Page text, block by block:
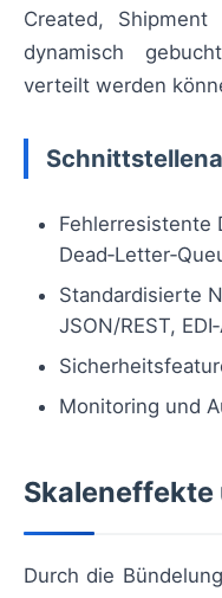
Created, Shipment
dynamisch
verteilt werden
Fehlerresistente
Standardisierte
JSON/REST,
Monitoring und
Skaleneffekte
Durch die